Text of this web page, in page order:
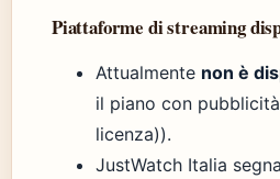
Piattaforme di streaming
Attualmente non è
il piano con
licenza)).
JustWatch Italia